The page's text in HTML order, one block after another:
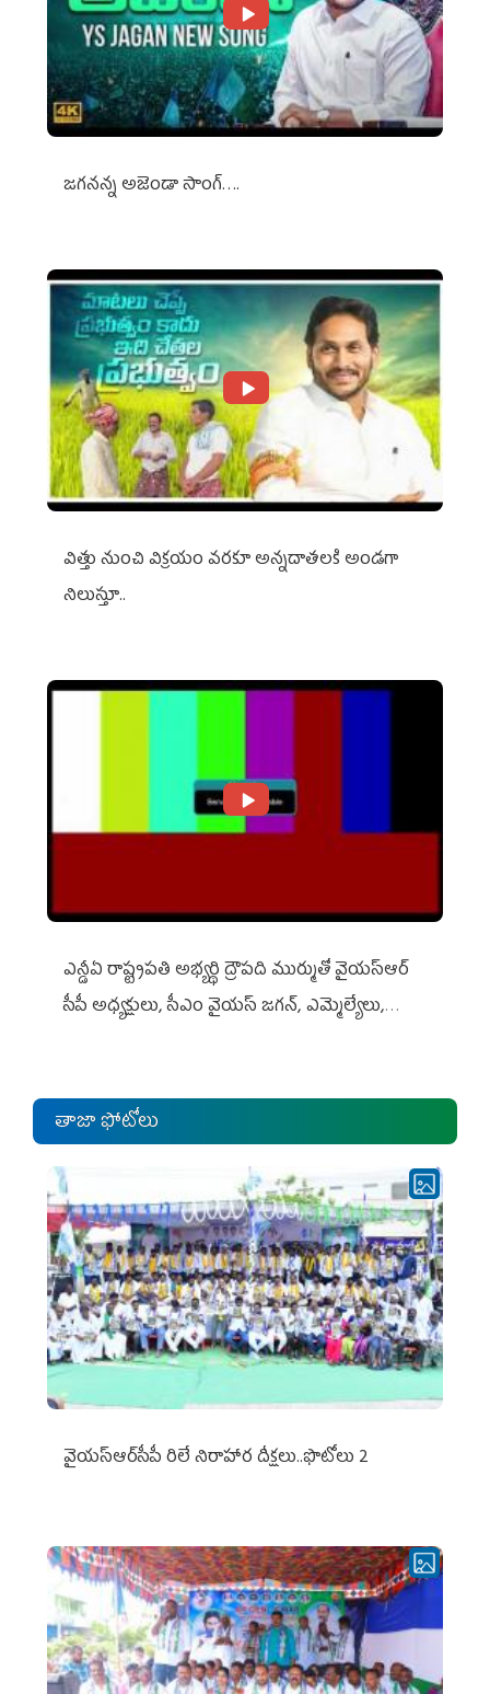
జగనన్న అజెండా సాంగ్….
విత్తు నుంచి విక్రయం వరకూ అన్నదాతలకి అండగా
నిలుస్తూ..
ఎన్డీఏ రాష్ట్ర‌ప‌తి అభ్య‌ర్థి ద్రౌప‌ది ముర్ముతో వైయ‌స్ఆర్
సీపీ అధ్య‌క్షులు, సీఎం వైయ‌స్ జ‌గ‌న్, ఎమ్మెల్యేలు,
తాజా ఫోటోలు
వైయ‌స్ఆర్‌సీపీ రిలే నిరాహార దీక్షలు..ఫొటోలు 2